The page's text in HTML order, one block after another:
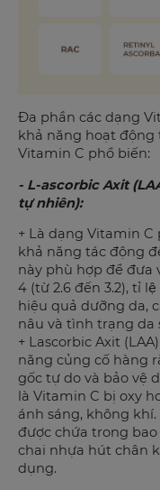
Đa phần các dạng
khả năng hoạt động
Vitamin C phổ biến:
- L-ascorbic Axit
tự nhiên):
+ Là dạng Vitamin
khả năng tác động
này phù hợp để đưa
4 (từ 2.6 đến 3.2), tỉ
hiệu quả dưỡng da,
nâu và tình trạng da
+ Lascorbic Axit
năng củng cố hàng
gốc tự do và bảo vệ
là Vitamin C bị oxy
ánh sáng, không
được chứa trong
chai nhựa hút chân
dụng.